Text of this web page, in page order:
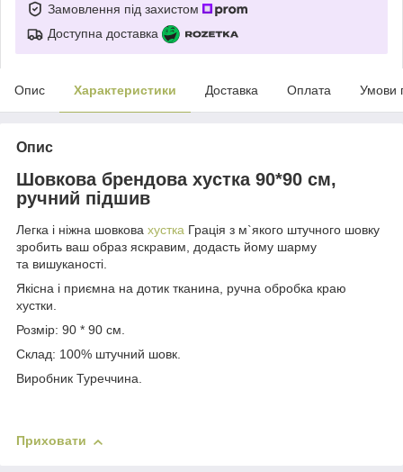
Замовлення під захистом
Доступна доставка
Опис Характеристики Доставка Оплата Умови
Опис
Шовкова брендова хустка 90*90 см,
ручний підшив
Легка і ніжна шовкова хустка Грація з м`якого штучного шовку
зробить ваш образ яскравим, додасть йому шарму
та вишуканості.
Якісна і приємна на дотик тканина, ручна обробка краю
хустки.
Розмір: 90 * 90 см.
Склад: 100% штучний шовк.
Виробник Туреччина.
Приховати